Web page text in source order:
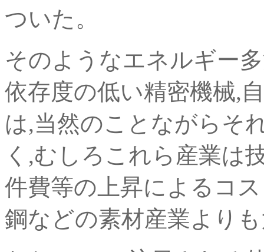
ついた。
そのようなエネルギー
依存度の低い精密機械,
は,当然のことながらそ
く,むしろこれら産業は
件費等の上昇によるコ
鋼などの素材産業より